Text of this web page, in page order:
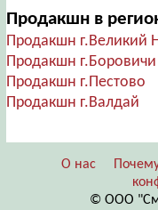
Продакшн в
Продакшн г.Великий
Продакшн г.Боровичи
Продакшн г.Пестово
Продакшн г.Валдай
О нас
© ООО